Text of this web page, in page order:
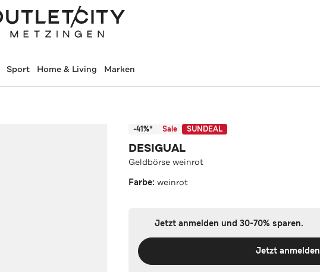
Sport Home & Living Marken
-41%* Sale SUNDEAL
DESIGUAL
Geldbörse weinrot
Farbe:weinrot
Jetzt anmelden und 30-70% sparen.
Jetzt anmelden